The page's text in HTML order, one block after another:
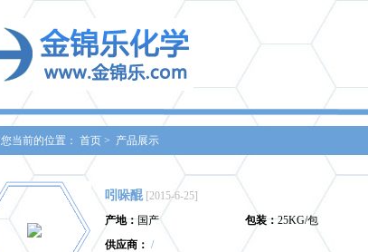
您当前的位置： 首页 > 产品展示
吲哚醌 [2015-6-25]
产地：国产 包装：25KG/包
供应商： /